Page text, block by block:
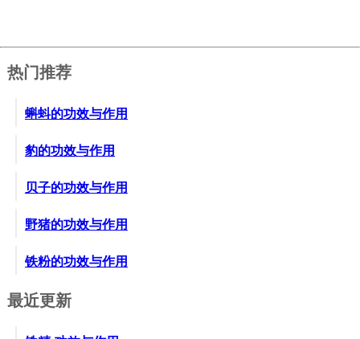
热门推荐
蝌蚪的功效与作用
豹的功效与作用
贝子的功效与作用
野猪的功效与作用
铁粉的功效与作用
最近更新